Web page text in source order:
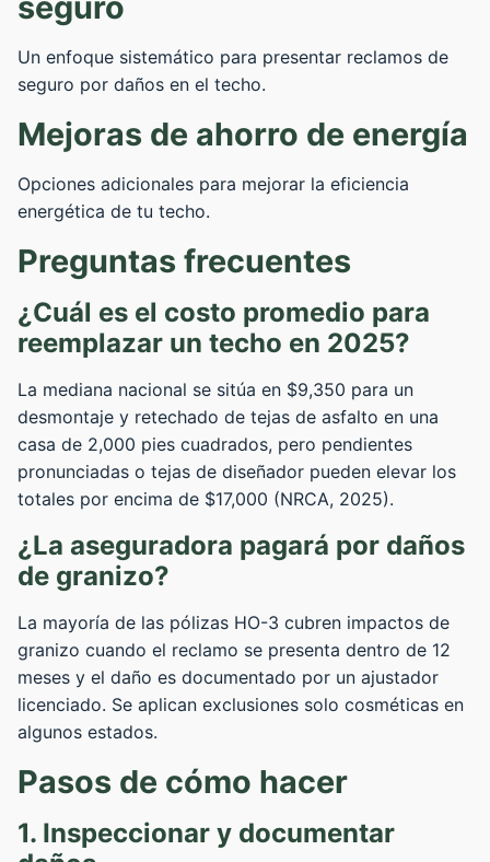
Un enfoque sistemático para presentar reclamos de
seguro por daños en el techo.
Mejoras de ahorro de energía
Opciones adicionales para mejorar la eficiencia
energética de tu techo.
Preguntas frecuentes
¿Cuál es el costo promedio para
reemplazar un techo en 2025?
La mediana nacional se sitúa en $9,350 para un
desmontaje y retechado de tejas de asfalto en una
casa de 2,000 pies cuadrados, pero pendientes
pronunciadas o tejas de diseñador pueden elevar los
totales por encima de $17,000 (NRCA, 2025).
¿La aseguradora pagará por daños
de granizo?
La mayoría de las pólizas HO-3 cubren impactos de
granizo cuando el reclamo se presenta dentro de 12
meses y el daño es documentado por un ajustador
licenciado. Se aplican exclusiones solo cosméticas en
algunos estados.
Pasos de cómo hacer
1. Inspeccionar y documentar